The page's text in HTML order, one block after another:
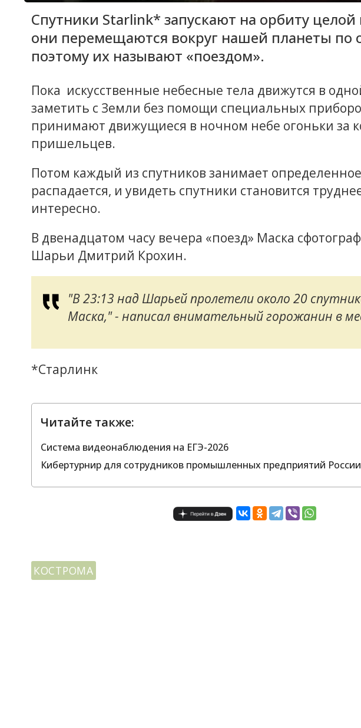
Спутники Starlink* запускают на орбиту
они перемещаются вокруг нашей планеты по
поэтому их называют «поездом».
Пока искусственные небесные тела движутся в
заметить с Земли без помощи специальных
принимают движущиеся в ночном небе огоньки за
пришельцев.
Потом каждый из спутников занимает
распадается, и увидеть спутники становится
интересно.
В двенадцатом часу вечера «поезд» Маска
Шарьи Дмитрий Крохин.
"В 23:13 над Шарьей пролетели около 20
Маска," - написал внимательный горожанин в
*Старлинк
Читайте также:
Система видеонаблюдения на ЕГЭ-2026
Кибертурнир для сотрудников промышленных предприятий России
КОСТРОМА